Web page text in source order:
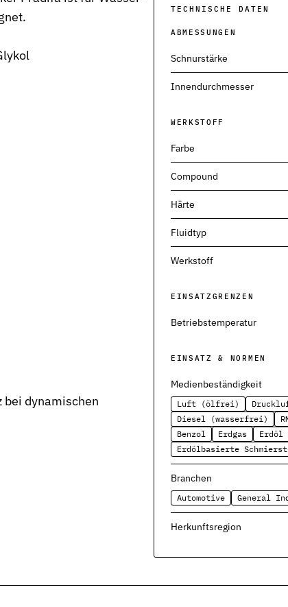
bei dynamischen
TECHNISCHE DATEN
ABMESSUNGEN
Schnurstärke
Innendurchmesser
WERKSTOFF
Farbe
Compound
Härte
Fluidtyp
Werkstoff
EINSATZGRENZEN
Betriebstemperatur
EINSATZ & NORMEN
Medienbeständigkeit
Luft (ölfrei)
Diesel (wasserfrei)
Benzol
Erdgas Erdöl
Erdölbasierte
Branchen
Automotive General
Herkunftsregion